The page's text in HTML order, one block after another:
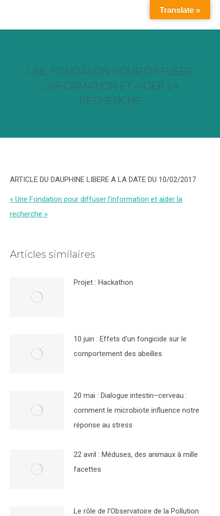
UNE FONDATION POUR DIFFUSER
L’INFORMATION ET AIDER LA
RECHERCHE
ARTICLE DU DAUPHINE LIBERE A LA DATE DU 10/02/2017
« Une Fondation pour diffuser l’information et aider la
recherche »
Articles similaires
Projet : Hackathon
10 juin : Effets d’un fongicide sur le
comportement des abeilles
20 mai : Dialogue intestin–cerveau :
comment le microbiote influence notre
réponse au stress
22 avril : Méduses, des animaux à mille
facettes
Le rôle de l’Observatoire de la Pollution
Translate »